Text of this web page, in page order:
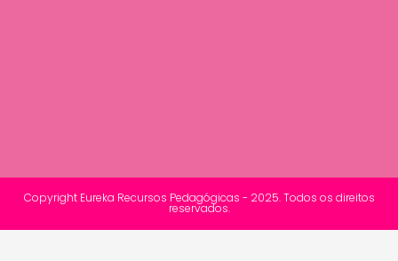
Copyright Eureka Recursos Pedagógicas - 2025. Todos os direitos
reservados.